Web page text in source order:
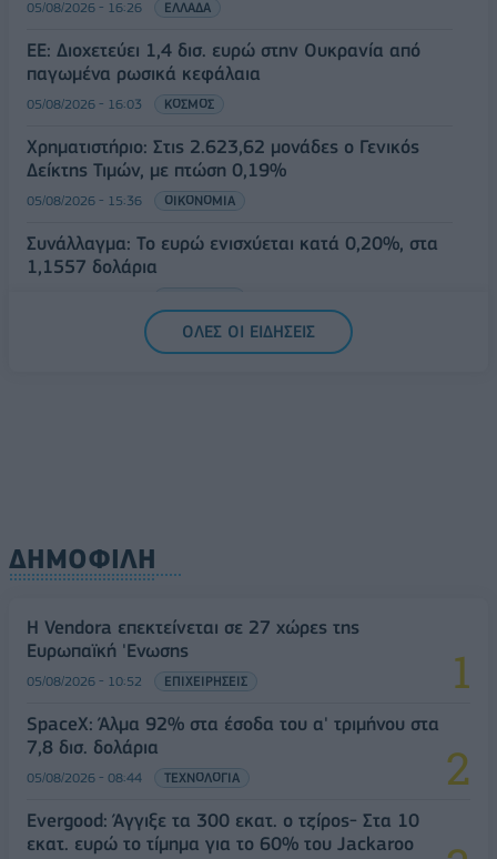
05/08/2026 - 16:26 ΕΛΛΑΔΑ
ΕΕ: Διοχετεύει 1,4 δισ. ευρώ στην Ουκρανία από
παγωμένα ρωσικά κεφάλαια
05/08/2026 - 16:03 ΚΟΣΜΟΣ
Χρηματιστήριο: Στις 2.623,62 μονάδες ο Γενικός
Δείκτης Τιμών, με πτώση 0,19%
05/08/2026 - 15:36 ΟΙΚΟΝΟΜΙΑ
Συνάλλαγμα: Το ευρώ ενισχύεται κατά 0,20%, στα
1,1557 δολάρια
ΟΛΕΣ ΟΙ ΕΙΔΗΣΕΙΣ
ΔΗΜΟΦΙΛΗ
Η Vendora επεκτείνεται σε 27 χώρες της
Ευρωπαϊκή 'Ενωσης
05/08/2026 - 10:52 ΕΠΙΧΕΙΡΗΣΕΙΣ
SpaceX: Άλμα 92% στα έσοδα του α' τριμήνου στα
7,8 δισ. δολάρια
05/08/2026 - 08:44 ΤΕΧΝΟΛΟΓΙΑ
Evergood: Άγγιξε τα 300 εκατ. ο τζίρος- Στα 10
εκατ. ευρώ το τίμημα για το 60% του Jackaroo